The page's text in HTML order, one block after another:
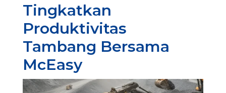
Tingkatkan
Produktivitas
Tambang Bersama
McEasy